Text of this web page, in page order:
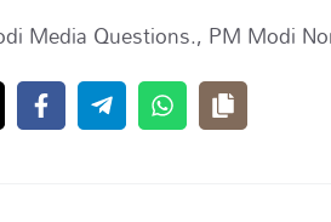
Media Questions., PM Modi